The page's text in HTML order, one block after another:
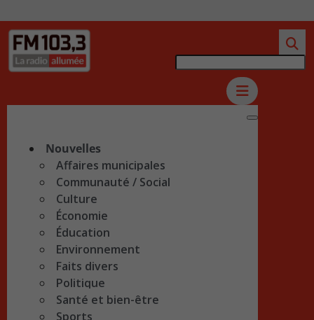
Nouvelles
Affaires municipales
Communauté / Social
Culture
Économie
Éducation
Environnement
Faits divers
Politique
Santé et bien-être
Sports